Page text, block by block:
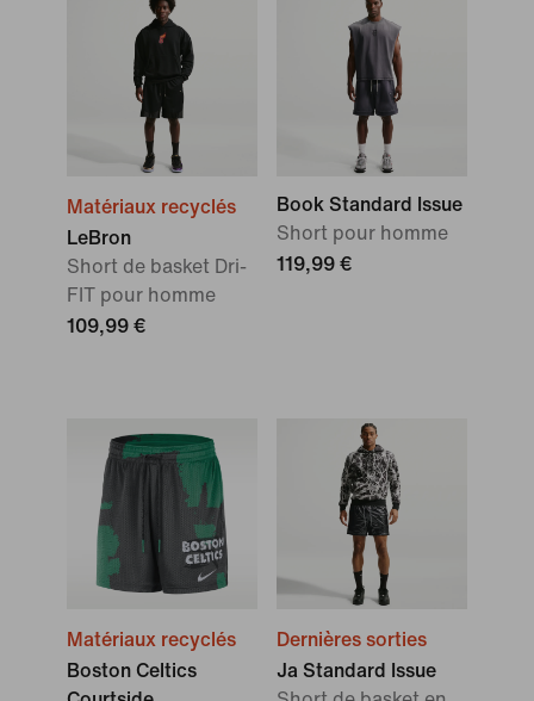
Matériaux recyclés
LeBron
Short de basket Dri-
FIT pour homme
109,99 €
Book Standard Issue
Short pour homme
119,99 €
Matériaux recyclés
Boston Celtics
Dernières sorties
Ja Standard Issue